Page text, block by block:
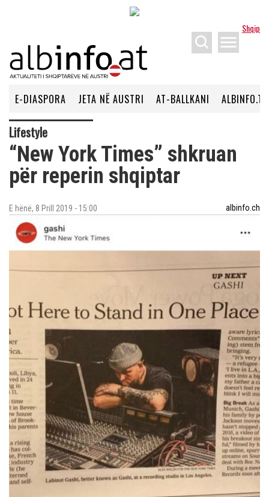
Shqip
menu
E-DIASPORA JETA NË AUSTRI AT-BALLKANI ALBINFO.TV
Lifestyle
“New York Times” shkruan
për reperin shqiptar
E hënë, 8 Prill 2019 - 15:00 albinfo.ch